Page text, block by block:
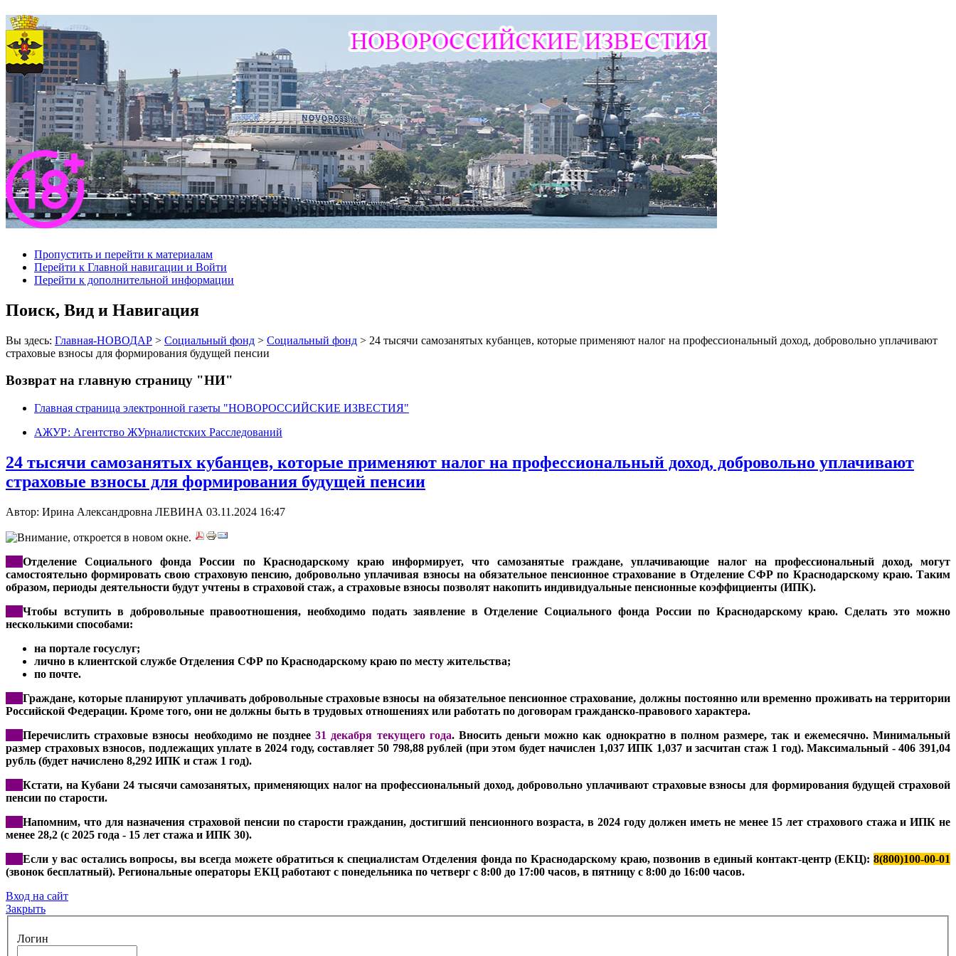
Пропустить и перейти к материалам
Перейти к Главной навигации и Войти
Перейти к дополнительной информации
Поиск, Вид и Навигация
Вы здесь: Главная-НОВОДАР > Социальный фонд > Социальный фонд > 24 тысячи самозанятых кубанцев, которые применяют налог на профессиональный доход, добровольно уплачивают
страховые взносы для формирования будущей пенсии
Возврат на главную страницу "НИ"
Главная страница электронной газеты "НОВОРОССИЙСКИЕ ИЗВЕСТИЯ"
АЖУР: Агентство ЖУрналистских Расследований
24 тысячи самозанятых кубанцев, которые применяют налог на профессиональный доход, добровольно уплачивают
страховые взносы для формирования будущей пенсии
Автор: Ирина Александровна ЛЕВИНА 03.11.2024 16:47
Отделение Социального фонда России по Краснодарскому краю информирует, что самозанятые граждане, уплачивающие налог на профессиональный доход, могут
самостоятельно формировать свою страховую пенсию, добровольно уплачивая взносы на обязательное пенсионное страхование в Отделение СФР по Краснодарскому краю. Таким
образом, периоды деятельности будут учтены в страховой стаж, а страховые взносы позволят накопить индивидуальные пенсионные коэффициенты (ИПК).
Чтобы вступить в добровольные правоотношения, необходимо подать заявление в Отделение Социального фонда России по Краснодарскому краю. Сделать это можно
несколькими способами:
на портале госуслуг;
лично в клиентской службе Отделения СФР по Краснодарскому краю по месту жительства;
по почте.
Граждане, которые планируют уплачивать добровольные страховые взносы на обязательное пенсионное страхование, должны постоянно или временно проживать на территории
Российской Федерации. Кроме того, они не должны быть в трудовых отношениях или работать по договорам гражданско-правового характера.
Перечислить страховые взносы необходимо не позднее31 декабря текущего года. Вносить деньги можно как однократно в полном размере, так и ежемесячно. Минимальный
размер страховых взносов, подлежащих уплате в 2024 году, составляет 50 798,88 рублей (при этом будет начислен 1,037 ИПК 1,037 и засчитан стаж 1 год). Максимальный - 406 391,04
рубль (будет начислено 8,292 ИПК и стаж 1 год).
Кстати, на Кубани 24 тысячи самозанятых, применяющих налог на профессиональный доход, добровольно уплачивают страховые взносы для формирования будущей страховой
пенсии по старости.
Напомним, что для назначения страховой пенсии по старости гражданин, достигший пенсионного возраста, в 2024 году должен иметь не менее 15 лет страхового стажа и ИПК не
менее 28,2 (с 2025 года - 15 лет стажа и ИПК 30).
Если у вас остались вопросы, вы всегда можете обратиться к специалистам Отделения фонда по Краснодарскому краю, позвонив в единый контакт-центр (ЕКЦ): 8(800)100-00-01
(звонок бесплатный). Региональные операторы ЕКЦ работают с понедельника по четверг с 8:00 до 17:00 часов, в пятницу с 8:00 до 16:00 часов.
Вход на сайт
Закрыть
Логин